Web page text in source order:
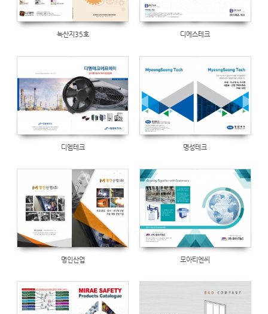
녹산지35호 디에스테크
디엠테크 명성테크
명인산업
Views 1231
모아티엔씨
Views491